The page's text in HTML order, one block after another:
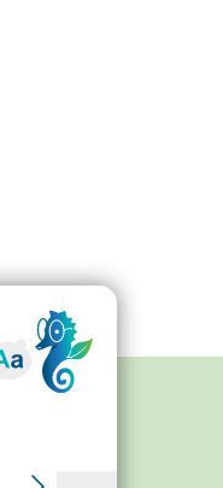
Mentions